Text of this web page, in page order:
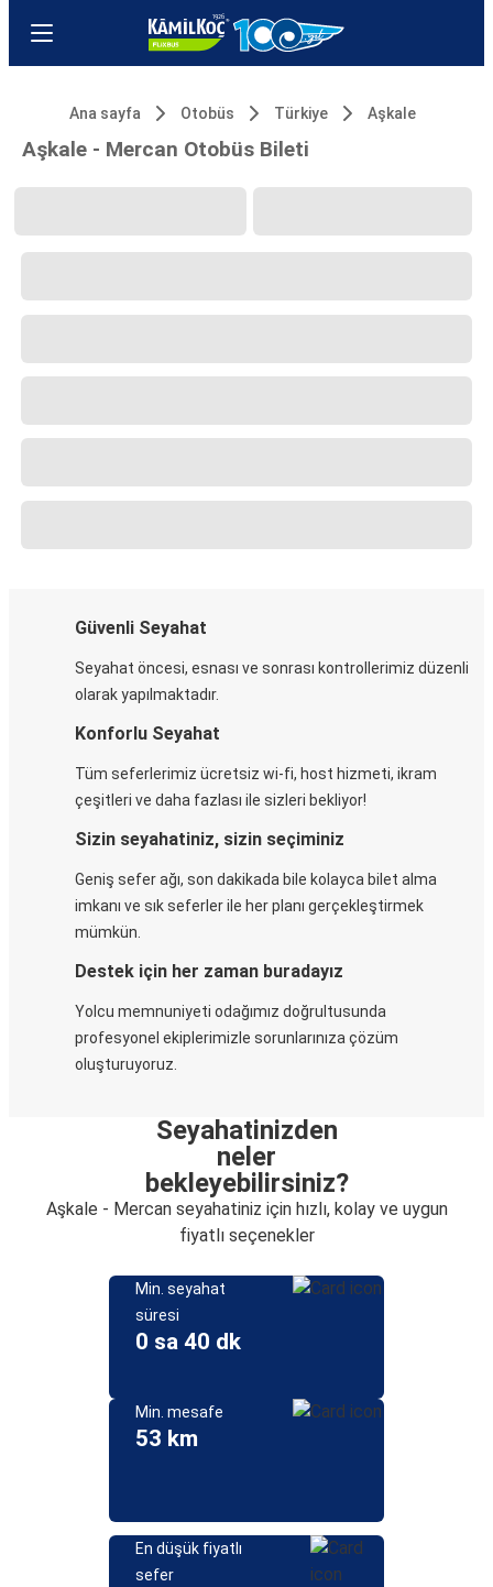
Ana sayfa Otobüs Türkiye Aşkale
Aşkale - Mercan Otobüs Bileti
Güvenli Seyahat
Seyahat öncesi, esnası ve sonrası kontrollerimiz düzenli
olarak yapılmaktadır.
Konforlu Seyahat
Tüm seferlerimiz ücretsiz wi-fi, host hizmeti, ikram
çeşitleri ve daha fazlası ile sizleri bekliyor!
Sizin seyahatiniz, sizin seçiminiz
Geniş sefer ağı, son dakikada bile kolayca bilet alma
imkanı ve sık seferler ile her planı gerçekleştirmek
mümkün.
Destek için her zaman buradayız
Yolcu memnuniyeti odağımız doğrultusunda
profesyonel ekiplerimizle sorunlarınıza çözüm
oluşturuyoruz.
Seyahatinizden
neler
bekleyebilirsiniz?
Aşkale - Mercan seyahatiniz için hızlı, kolay ve uygun
fiyatlı seçenekler
Min. seyahat
süresi
0 sa 40 dk
Min. mesafe
53 km
En düşük fiyatlı
sefer